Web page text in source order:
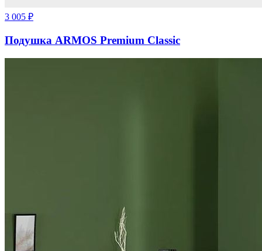
3 005 ₽
Подушка ARMOS Premium Classic